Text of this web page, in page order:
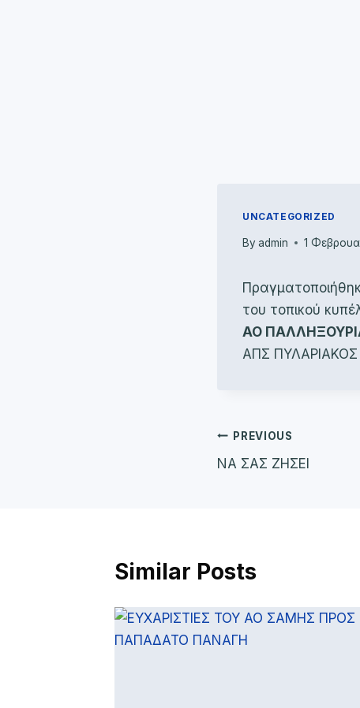
UNCATEGORIZED
By admin 1
του τοπικού
ΑΟ
ΑΠΣ ΠΥΛΑΡΙΑΚΟΣ
Πλοήγηση
άρθρων
PREVIOUS
ΝΑ ΣΑΣ ΖΗΣΕΙ
Similar Posts